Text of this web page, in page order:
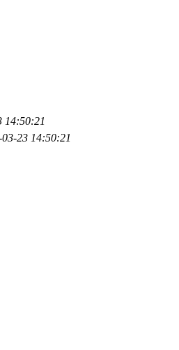
14:50:21
23 14:50:21